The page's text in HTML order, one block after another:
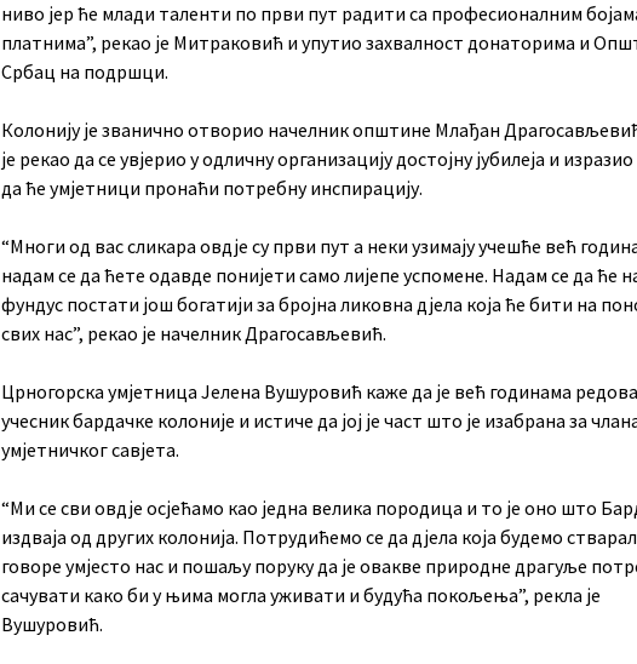
ниво јер ће млади таленти по први пут радити са професионалним
платнима”, рекао је Митраковић и упутио захвалност донаторима и
Србац на подршци.
Колонију је званично отворио начелник општине Млађан
је рекао да се увјерио у одличну организацију достојну јубилеја и
да ће умјетници пронаћи потребну инспирацију.
“Многи од вас сликара овдје су први пут а неки узимају учешће већ
надам се да ћете одавде понијети само лијепе успомене. Надам се да ће
фундус постати још богатији за бројна ликовна дјела која ће бити на
свих нас”, рекао је начелник Драгосављевић.
Црногорска умјетница Јелена Вушуровић каже да је већ годинама
учесник бардачке колоније и истиче да јој је част што је изабрана за
умјетничког савјета.
“Ми се сви овдје осјећамо као једна велика породица и то је оно што
издваја од других колонија. Потрудићемо се да дјела која будемо
говоре умјесто нас и пошаљу поруку да је овакве природне драгуље
сачувати како би у њима могла уживати и будућа покољења”, рекла је
Вушуровић.